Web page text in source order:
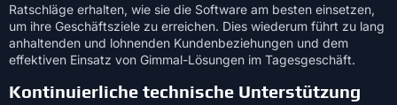
Ratschläge erhalten, wie sie die Software am besten einsetzen,
um ihre Geschäftsziele zu erreichen. Dies wiederum führt zu lang
anhaltenden und lohnenden Kundenbeziehungen und dem
effektiven Einsatz von Gimmal-Lösungen im Tagesgeschäft.
Kontinuierliche technische Unterstützung